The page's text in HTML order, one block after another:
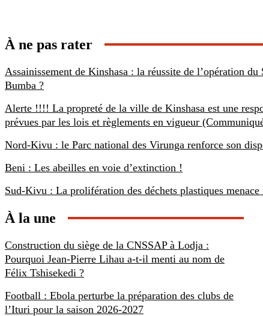
À ne pas rater
Assainissement de Kinshasa : la réussite de l’opération
Bumba ?
Alerte !!!! La propreté de la ville de Kinshasa est une
prévues par les lois et règlements en vigueur
Nord-Kivu : le Parc national des Virunga renforce son
Beni : Les abeilles en voie d’extinction !
Sud-Kivu : La prolifération des déchets plastiques
À la une
Construction du siège de la CNSSAP à Lodja :
Pourquoi Jean-Pierre Lihau a-t-il menti au nom de
Félix Tshisekedi ?
Football : Ebola perturbe la préparation des clubs de
l’Ituri pour la saison 2026-2027